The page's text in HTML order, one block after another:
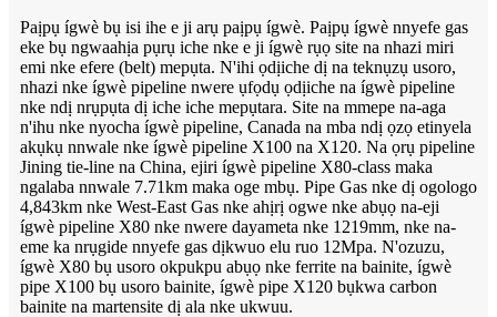
Paịpụ ígwè bụ isi ihe e ji arụ paịpụ ígwè. Paịpụ ígwè nnyefe gas
eke bụ ngwaahịa pụrụ iche nke e ji ígwè rụọ site na nhazi miri
emi nke efere (belt) mepụta. N'ihi ọdịiche dị na teknụzụ usoro,
nhazi nke ígwè pipeline nwere ụfọdụ ọdịiche na ígwè pipeline
nke ndị nrụpụta dị iche iche mepụtara. Site na mmepe na-aga
n'ihu nke nyocha ígwè pipeline, Canada na mba ndị ọzọ etinyela
akụkụ nnwale nke ígwè pipeline X100 na X120. Na ọrụ pipeline
Jining tie-line na China, ejiri ígwè pipeline X80-class maka
ngalaba nnwale 7.71km maka oge mbụ. Pipe Gas nke dị ogologo
4,843km nke West-East Gas nke ahịrị ogwe nke abụọ na-eji
ígwè pipeline X80 nke nwere dayameta nke 1219mm, nke na-
eme ka nrụgide nnyefe gas dịkwuo elu ruo 12Mpa. N'ozuzu,
ígwè X80 bụ usoro okpukpu abụọ nke ferrite na bainite, ígwè
pipe X100 bụ usoro bainite, ígwè pipe X120 bụkwa carbon
bainite na martensite dị ala nke ukwuu.